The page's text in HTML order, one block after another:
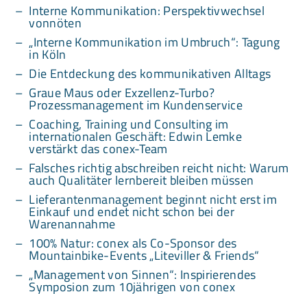
Interne Kommunikation: Perspektivwechsel
vonnöten
„Interne Kommunikation im Umbruch“: Tagung
in Köln
Die Entdeckung des kommunikativen Alltags
Graue Maus oder Exzellenz-Turbo?
Prozessmanagement im Kundenservice
Coaching, Training und Consulting im
internationalen Geschäft: Edwin Lemke
verstärkt das conex-Team
Falsches richtig abschreiben reicht nicht: Warum
auch Qualitäter lernbereit bleiben müssen
Lieferantenmanagement beginnt nicht erst im
Einkauf und endet nicht schon bei der
Warenannahme
100% Natur: conex als Co-Sponsor des
Mountainbike-Events „Liteviller & Friends“
„Management von Sinnen“: Inspirierendes
Symposion zum 10jährigen von conex